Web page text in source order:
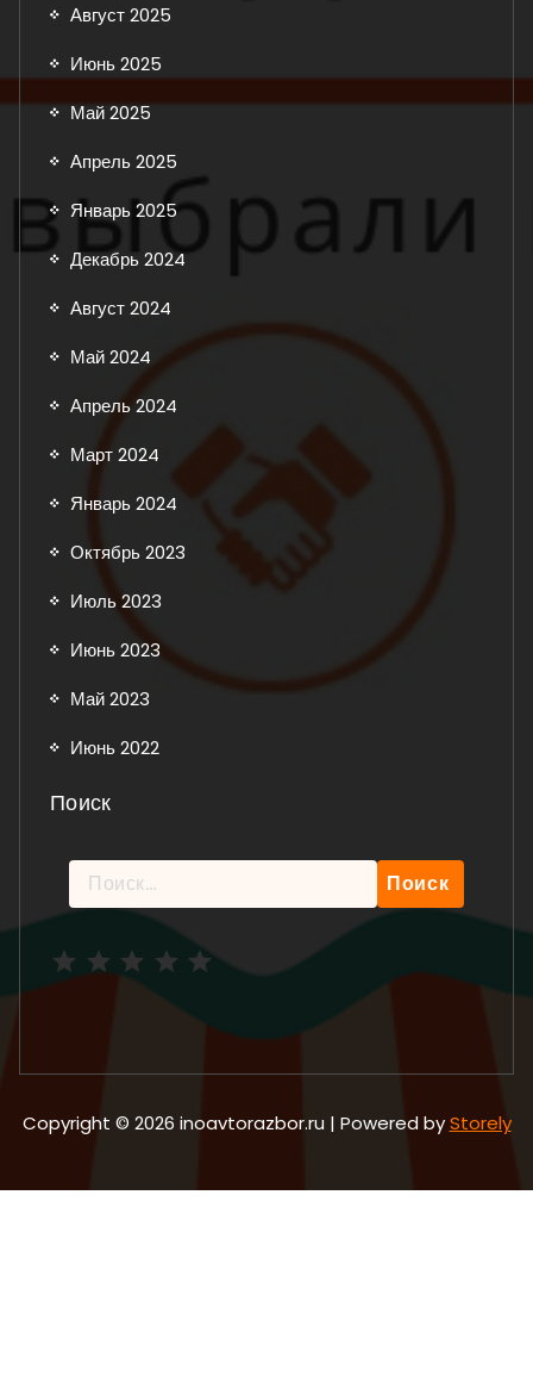
Август 2025
Июнь 2025
Май 2025
Апрель 2025
Январь 2025
Декабрь 2024
Август 2024
Май 2024
Апрель 2024
Март 2024
Январь 2024
Октябрь 2023
Июль 2023
Июнь 2023
Май 2023
Июнь 2022
Поиск
Найти:
Copyright © 2026 inoavtorazbor.ru | Powered byStorely